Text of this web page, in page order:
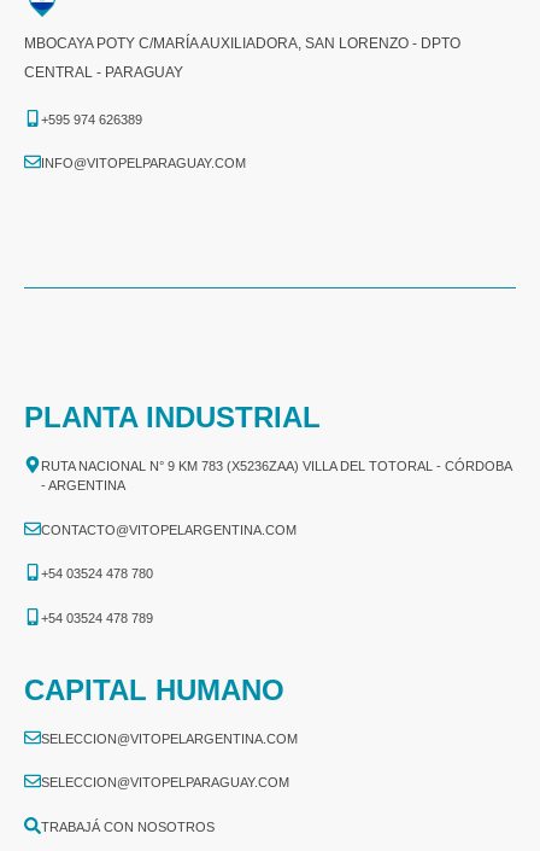
MBOCAYA POTY C/MARÍA AUXILIADORA, SAN LORENZO - DPTO
CENTRAL - PARAGUAY
+595 974 626389
INFO@VITOPELPARAGUAY.COM
PLANTA INDUSTRIAL
RUTA NACIONAL N° 9 KM 783 (X5236ZAA) VILLA DEL TOTORAL - CÓRDOBA
- ARGENTINA
CONTACTO@VITOPELARGENTINA.COM
+54 03524 478 780​
+54 03524 478 789​
CAPITAL HUMANO
SELECCION@VITOPELARGENTINA.COM
SELECCION@VITOPELPARAGUAY.COM
TRABAJÁ CON NOSOTROS